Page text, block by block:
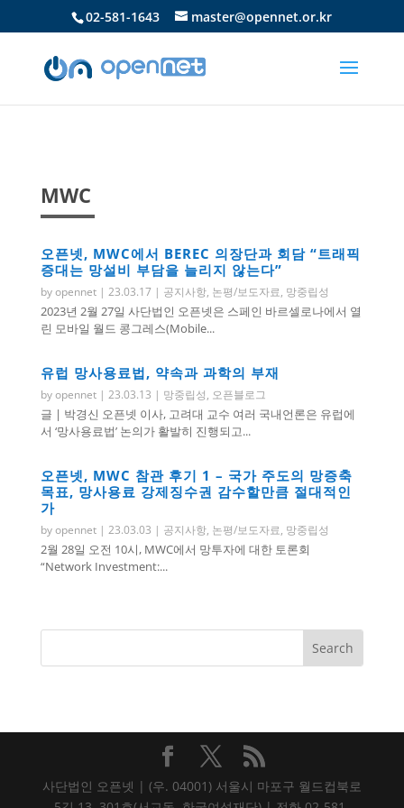
02-581-1643 master@opennet.or.kr
MWC
오픈넷, MWC에서 BEREC 의장단과 회담 “트래픽
증대는 망설비 부담을 늘리지 않는다”
byopennet| 23.03.17| 공지사항, 논평/보도자료, 망중립성
2023년 2월 27일 사단법인 오픈넷은 스페인 바르셀로나에서 열
린 모바일 월드 콩그레스(Mobile...
유럽 망사용료법, 약속과 과학의 부재
byopennet| 23.03.13 | 망중립성, 오픈블로그
글 | 박경신 오픈넷 이사, 고려대 교수 여러 국내언론은 유럽에
서 ‘망사용료법’ 논의가 활발히 진행되고...
오픈넷, MWC 참관 후기 1 – 국가 주도의 망증축
목표, 망사용료 강제징수권 감수할만큼 절대적인
가
byopennet| 23.03.03 | 공지사항, 논평/보도자료, 망중립성
2월 28일 오전 10시, MWC에서 망투자에 대한 토론회
“Network Investment:...
사단법인 오픈넷 | (우. 04001) 서울시 마포구 월드컵북로